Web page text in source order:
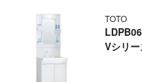
TOTO
Vシリ